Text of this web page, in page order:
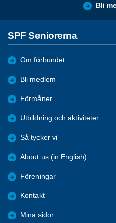
Bli
SPF Seniorerna
Om förbundet
Bli medlem
Förmåner
Utbildning och aktiviteter
Så tycker vi
About us (in English)
Föreningar
Kontakt
Mina sidor